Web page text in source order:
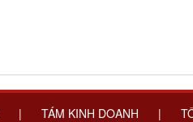
| TÁM KINH DOANH |